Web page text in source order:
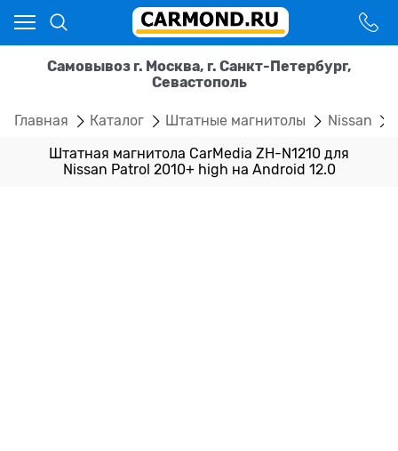
Самовывоз г. Москва, г. Санкт-Петербург,
Севастополь
Главная Каталог Штатные магнитолы Nissan
Штатная магнитола CarMedia ZH-N1210 для
Nissan Patrol 2010+ high на Android 12.0